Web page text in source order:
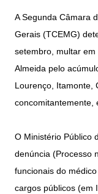
A Segunda Câmara
Gerais (TCEMG)
setembro, multar
Almeida pelo
Lourenço, Itamonte,
concomitantemente,
O Ministério Público
denúncia (Processo
funcionais do
cargos públicos (em